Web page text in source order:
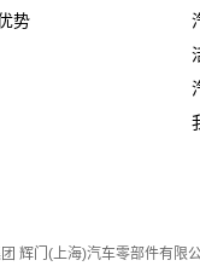
势
辉门(上海)汽车零部件有限